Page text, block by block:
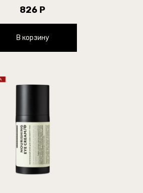
826 Р
В корзину